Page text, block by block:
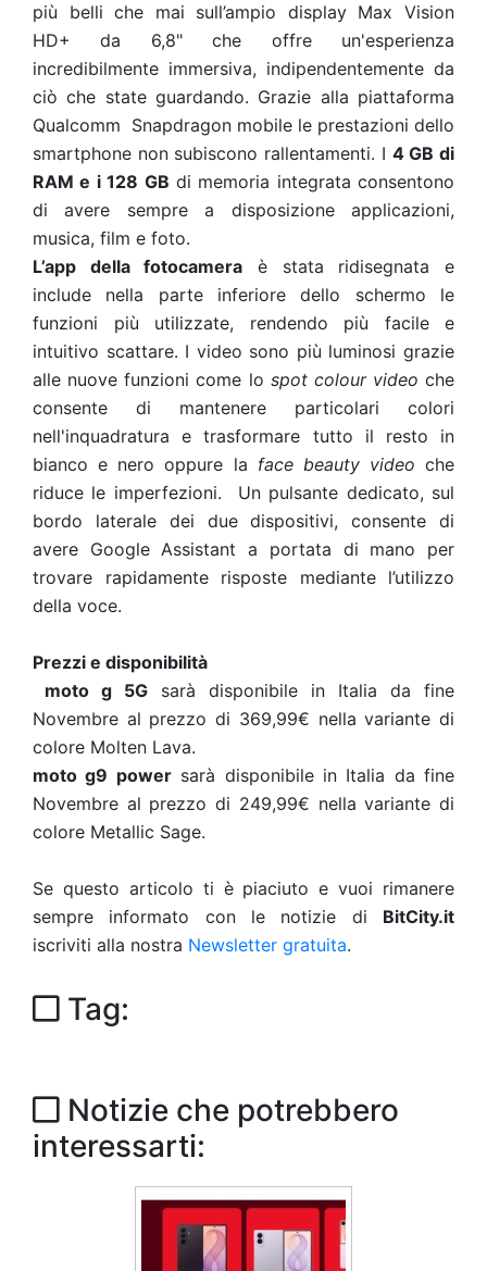
più belli che mai sull’ampio display Max Vision
HD+ da 6,8" che offre un'esperienza
incredibilmente immersiva, indipendentemente da
ciò che state guardando. Grazie alla piattaforma
Qualcomm Snapdragon mobile le prestazioni dello
smartphone non subiscono rallentamenti. I 4 GB di
RAM e i 128 GB di memoria integrata consentono
di avere sempre a disposizione applicazioni,
musica, film e foto.
L’app della fotocamera è stata ridisegnata e
include nella parte inferiore dello schermo le
funzioni più utilizzate, rendendo più facile e
intuitivo scattare. I video sono più luminosi grazie
alle nuove funzioni come lo spot colour video che
consente di mantenere particolari colori
nell'inquadratura e trasformare tutto il resto in
bianco e nero oppure la face beauty video che
riduce le imperfezioni. Un pulsante dedicato, sul
bordo laterale dei due dispositivi, consente di
avere Google Assistant a portata di mano per
trovare rapidamente risposte mediante l’utilizzo
della voce.
Prezzi e disponibilità
moto g 5G sarà disponibile in Italia da fine
Novembre al prezzo di 369,99€ nella variante di
colore Molten Lava.
moto g9 powersarà disponibile in Italia da fine
Novembre al prezzo di 249,99€ nella variante di
colore Metallic Sage.
Se questo articolo ti è piaciuto e vuoi rimanere
sempre informato con le notizie di BitCity.it
iscriviti alla nostra Newsletter gratuita.
Tag:
Notizie che potrebbero
interessarti: